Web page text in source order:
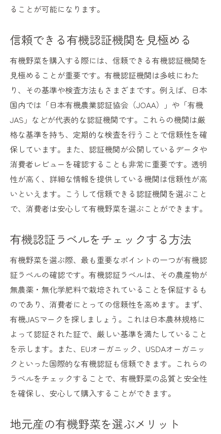
ることが可能になります。
信頼できる有機認証機関を見極める
有機野菜を購入する際には、信頼できる有機認証機関を
見極めることが重要です。有機認証機関は多岐にわた
り、その基準や検査方法もさまざまです。例えば、日本
国内では「日本有機農業認証協会（JOAA）」や「有機
JAS」などが代表的な認証機関です。これらの機関は厳
格な基準を持ち、定期的な検査を行うことで信頼性を確
保しています。また、認証機関が公開しているデータや
消費者レビューを確認することも非常に重要です。透明
性が高く、詳細な情報を提供している機関は信頼性が高
いといえます。こうして信頼できる認証機関を選ぶこと
で、消費者は安心して有機野菜を選ぶことができます。
有機認証ラベルをチェックする方法
有機野菜を選ぶ際、最も重要なポイントの一つが有機認
証ラベルの確認です。有機認証ラベルは、その農産物が
無農薬・無化学肥料で栽培されていることを保証するも
のであり、消費者にとっての信頼性を高めます。まず、
有機JASマークを探しましょう。これは日本農林規格に
よって認証された証で、厳しい基準を満たしていること
を示します。また、EUオーガニック、USDAオーガニッ
クといった国際的な有機認証も信頼できます。これらの
ラベルをチェックすることで、有機野菜の品質と安全性
を確保し、安心して購入することができます。
地元産の有機野菜を選ぶメリット